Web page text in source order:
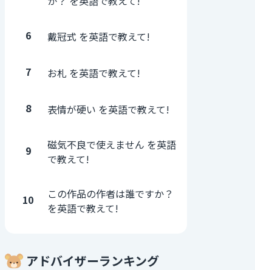
6 戴冠式 を英語で教えて!
7 お札 を英語で教えて!
8 表情が硬い を英語で教えて!
9
磁気不良で使えません を英語
で教えて!
10
この作品の作者は誰ですか？
を英語で教えて!
アドバイザーランキング